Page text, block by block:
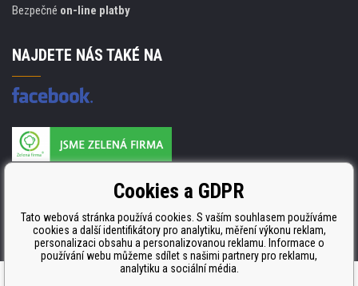
Bezpečné on-line platby
NAJDETE NÁS TAKÉ NA
ISO 9001. ISO 14001 a STMC.Cookies a GDPR
Tato webová stránka používá cookies. S vaším souhlasem používáme
cookies a další identifikátory pro analytiku, měření výkonu reklam,
personalizaci obsahu a personalizovanou reklamu. Informace o
používání webu můžeme sdílet s našimi partnery pro reklamu,
analytiku a sociální média.